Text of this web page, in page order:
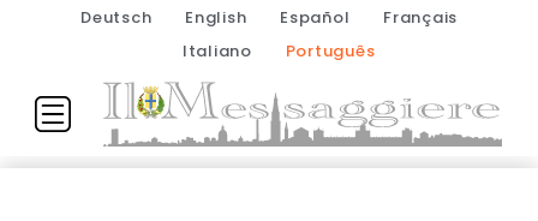
Deutsch English Español
Français
Italiano
Português